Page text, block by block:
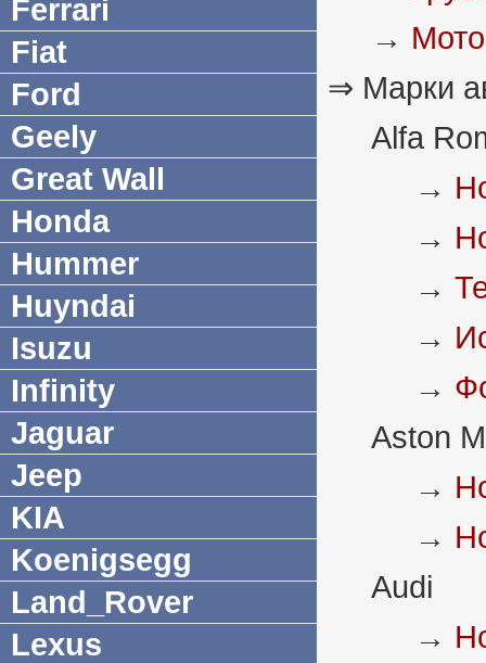
Ferrari
Fiat
Ford
Geely
Great Wall
Honda
Hummer
Huyndai
Isuzu
Infinity
Jaguar
Jeep
KIA
Koenigsegg
Land_Rover
Lexus
→
⇒ Марки
Alfa
→
→
→
→
→
Aston
→
→
Audi
→